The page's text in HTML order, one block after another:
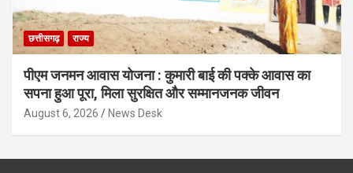
छत्तीसगढ़ राज्य
पीएम जनमन आवास योजना : कुमारी बाई की पक्के आवास का
सपना हुआ पूरा, मिला सुरक्षित और सम्मानजनक जीवन
August 6, 2026 News Desk